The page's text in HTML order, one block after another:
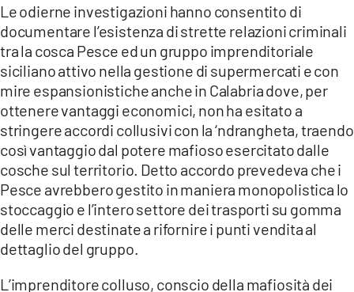
Le odierne investigazioni hanno consentito di
documentare l’esistenza di strette relazioni criminali
tra la cosca Pesce ed un gruppo imprenditoriale
siciliano attivo nella gestione di supermercati e con
mire espansionistiche anche in Calabria dove, per
ottenere vantaggi economici, non ha esitato a
stringere accordi collusivi con la ‘ndrangheta, traendo
così vantaggio dal potere mafioso esercitato dalle
cosche sul territorio. Detto accordo prevedeva che i
Pesce avrebbero gestito in maniera monopolistica lo
stoccaggio e l’intero settore dei trasporti su gomma
delle merci destinate a rifornire i punti vendita al
dettaglio del gruppo.
L’imprenditore colluso, conscio della mafiosità dei